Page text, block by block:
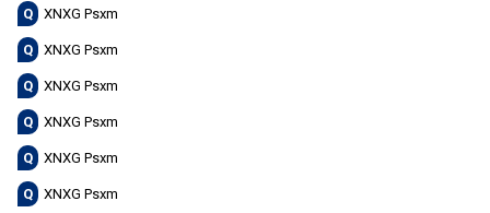
Q XNXG Psxm
Q XNXG Psxm
Q XNXG Psxm
Q XNXG Psxm
Q XNXG Psxm
Q XNXG Psxm